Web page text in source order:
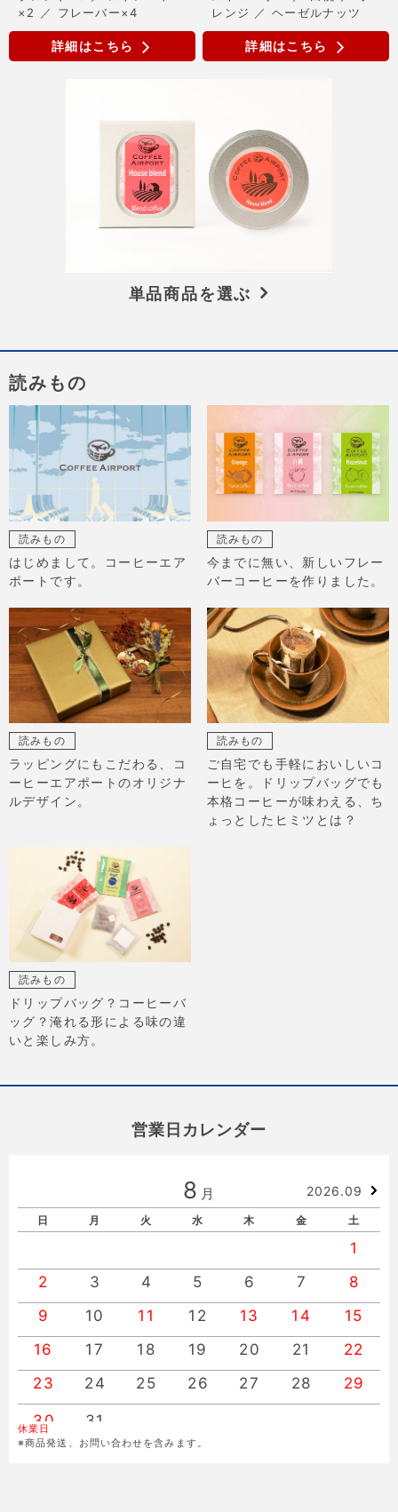
×2 ／ フレーバー×4
詳細はこちら
レンジ ／ ヘーゼルナッツ
詳細はこちら
単品商品を選ぶ
読みもの
読みもの
はじめまして。コーヒーエア
ポートです。
読みもの
今までに無い、新しいフレー
バーコーヒーを作りました。
読みもの
ラッピングにもこだわる、コ
ーヒーエアポートのオリジナ
ルデザイン。
読みもの
ご自宅でも手軽においしいコ
ーヒを。ドリップバッグでも
本格コーヒーが味わえる、ち
ょっとしたヒミツとは？
読みもの
ドリップバッグ？コーヒーバ
ッグ？淹れる形による味の違
いと楽しみ方。
営業日カレンダー
8 月 2026.09
日 月 火 水 木 金 土
1
2
3 4 5 6 7
8
9
10 11 12 13 14
15
16
17 18 19 20 21
22
23
24 25 26 27 28 29
30 31
休業日
※商品発送、お問い合わせを含みます。